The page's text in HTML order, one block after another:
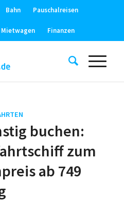
Bahn Pauschalreisen
Mietwagen Finanzen
buchen:
zum
ab 749